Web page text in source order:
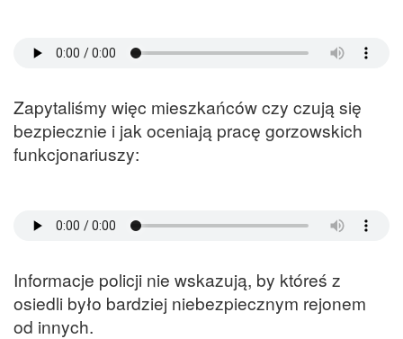
Zapytaliśmy więc mieszkańców czy czują się
bezpiecznie i jak oceniają pracę gorzowskich
funkcjonariuszy:
Informacje policji nie wskazują, by któreś z
osiedli było bardziej niebezpiecznym rejonem
od innych.